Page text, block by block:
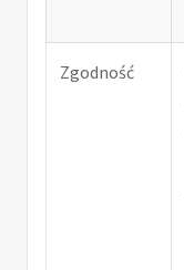
Zgodność